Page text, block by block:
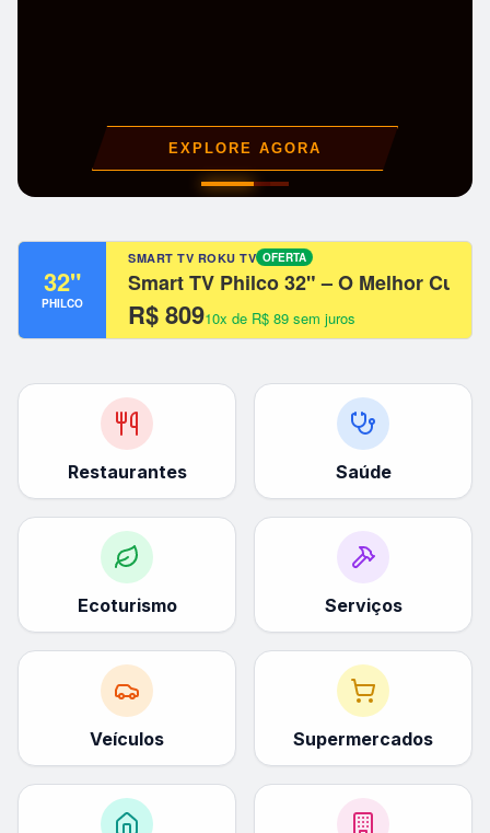
EXPLORE AGORA
32"
PHILCO
SMART TV ROKU TV OFERTA
Smart TV Philco 32" – O Melhor
R$ 80910x de R$ 89 sem juros
Restaurantes Saúde
Ecoturismo Serviços
Veículos Supermercados